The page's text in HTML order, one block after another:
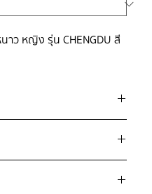
นาว หญิง รุ่น CHENGDU สี
เอว 54" / สะโพก 54" / ไหล่
/ วงแขน 26" / ยาว 31"